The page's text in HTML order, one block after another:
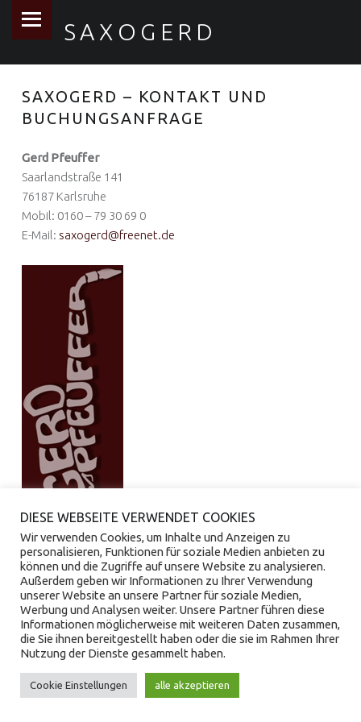
SAXOGERD
SAXOGERD – KONTAKT UND
BUCHUNGSANFRAGE
Gerd Pfeuffer
Saarlandstraße 141
76187 Karlsruhe
Mobil: 0160 – 79 30 69 0
E-Mail: saxogerd@freenet.de
© 2026Saxogerd |UsingAuberge WordPresstheme.|Back to
top ↑
DIESE WEBSEITE VERWENDET COOKIES
Wir verwenden Cookies, um Inhalte und Anzeigen zu
personalisieren, Funktionen für soziale Medien anbieten zu
können und die Zugriffe auf unsere Website zu analysieren.
Außerdem geben wir Informationen zu Ihrer Verwendung
unserer Website an unsere Partner für soziale Medien,
Werbung und Analysen weiter. Unsere Partner führen diese
Informationen möglicherweise mit weiteren Daten zusammen,
die Sie ihnen bereitgestellt haben oder die sie im Rahmen Ihrer
Nutzung der Dienste gesammelt haben.
Cookie Einstellungen alle akzeptieren